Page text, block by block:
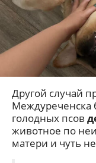
Другой случай
Междуреченска
голодных псов
животное по
матери и чуть